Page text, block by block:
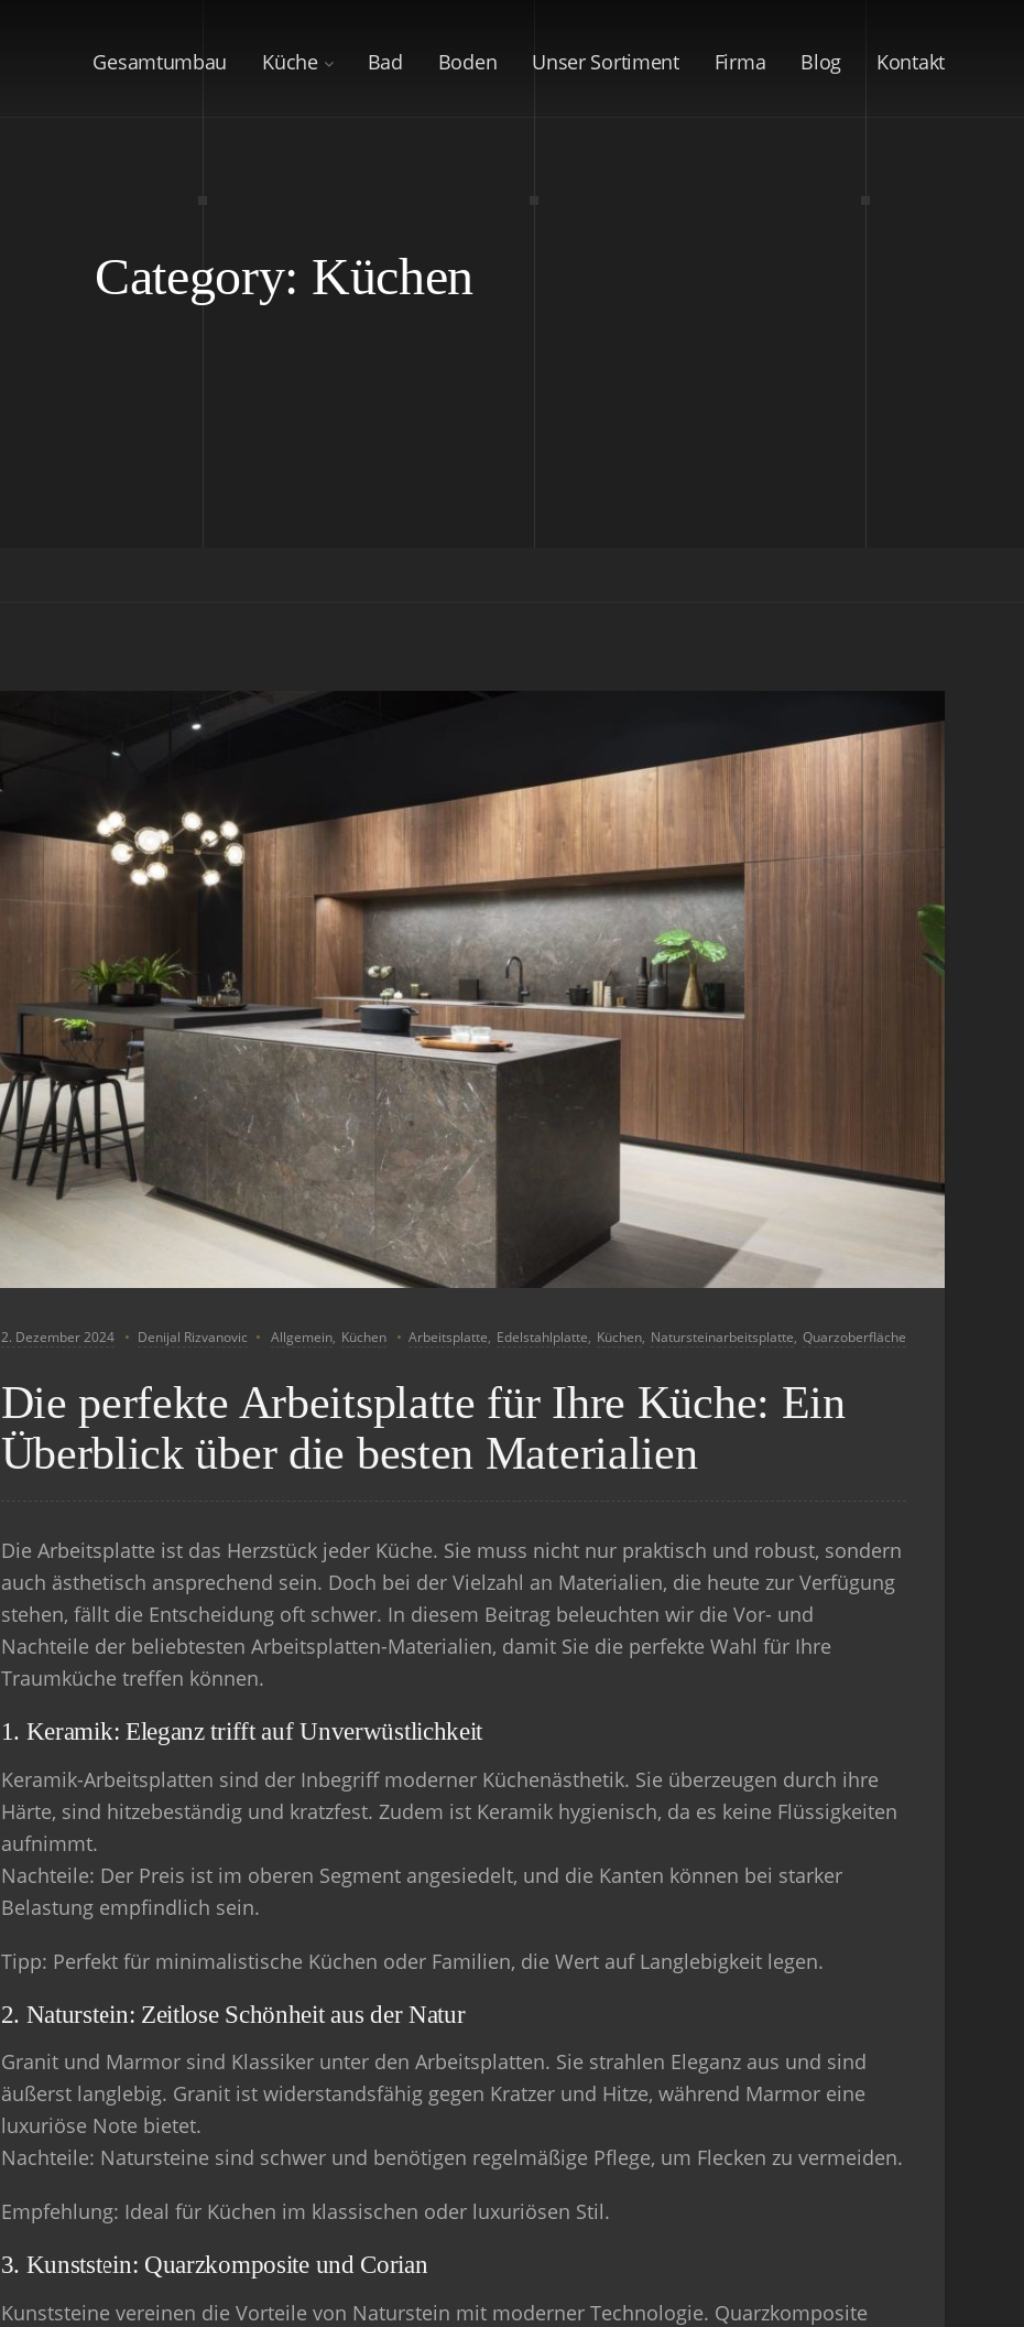
Gesamtumbau Küche Bad Boden Unser Sortiment Firma Blog Kontakt
Category: Küchen
2. Dezember 2024 Denijal Rizvanovic Allgemein, Küchen Arbeitsplatte, Edelstahlplatte, Küchen, Natursteinarbeitsplatte, Quarzoberfläche
Die perfekte Arbeitsplatte für Ihre Küche: Ein
Überblick über die besten Materialien
Die Arbeitsplatte ist das Herzstück jeder Küche. Sie muss nicht nur praktisch und robust, sondern
auch ästhetisch ansprechend sein. Doch bei der Vielzahl an Materialien, die heute zur Verfügung
stehen, fällt die Entscheidung oft schwer. In diesem Beitrag beleuchten wir die Vor- und
Nachteile der beliebtesten Arbeitsplatten-Materialien, damit Sie die perfekte Wahl für Ihre
Traumküche treffen können.
1. Keramik: Eleganz trifft auf Unverwüstlichkeit
Keramik-Arbeitsplatten sind der Inbegriff moderner Küchenästhetik. Sie überzeugen durch ihre
Härte, sind hitzebeständig und kratzfest. Zudem ist Keramik hygienisch, da es keine Flüssigkeiten
aufnimmt.
Nachteile: Der Preis ist im oberen Segment angesiedelt, und die Kanten können bei starker
Belastung empfindlich sein.
Tipp: Perfekt für minimalistische Küchen oder Familien, die Wert auf Langlebigkeit legen.
2. Naturstein: Zeitlose Schönheit aus der Natur
Granit und Marmor sind Klassiker unter den Arbeitsplatten. Sie strahlen Eleganz aus und sind
äußerst langlebig. Granit ist widerstandsfähig gegen Kratzer und Hitze, während Marmor eine
luxuriöse Note bietet.
Nachteile: Natursteine sind schwer und benötigen regelmäßige Pflege, um Flecken zu vermeiden.
Empfehlung: Ideal für Küchen im klassischen oder luxuriösen Stil.
3. Kunststein: Quarzkomposite und Corian
Kunststeine vereinen die Vorteile von Naturstein mit moderner Technologie. Quarzkomposite